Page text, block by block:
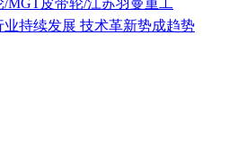
/MGT皮带轮/江苏羽曼重工
业持续发展 技术革新势成趋势